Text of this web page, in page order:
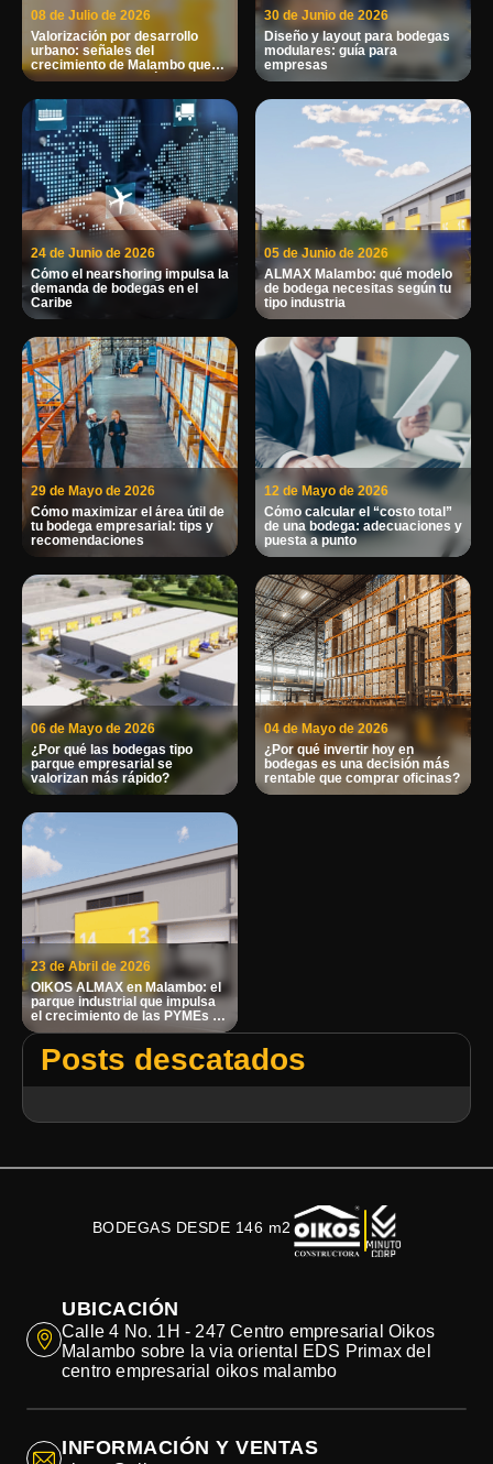
08 de Julio de 2026
Valorización por desarrollo
urbano: señales del
crecimiento de Malambo que
impactan tu inversión en
30 de Junio de 2026
Diseño y layout para bodegas
modulares: guía para
empresas
24 de Junio de 2026
Cómo el nearshoring impulsa la
demanda de bodegas en el
Caribe
05 de Junio de 2026
ALMAX Malambo: qué modelo
de bodega necesitas según tu
tipo industria
29 de Mayo de 2026
Cómo maximizar el área útil de
tu bodega empresarial: tips y
recomendaciones
12 de Mayo de 2026
Cómo calcular el “costo total”
de una bodega: adecuaciones y
puesta a punto
06 de Mayo de 2026
¿Por qué las bodegas tipo
parque empresarial se
valorizan más rápido?
04 de Mayo de 2026
¿Por qué invertir hoy en
bodegas es una decisión más
rentable que comprar oficinas?
23 de Abril de 2026
OIKOS ALMAX en Malambo: el
parque industrial que impulsa
el crecimiento de las PYMEs en
Barranquilla
Posts descatados
BODEGAS DESDE 146 m2
UBICACIÓN
Calle 4 No. 1H - 247 Centro empresarial Oikos
Malambo sobre la via oriental EDS Primax del
centro empresarial oikos malambo
INFORMACIÓN Y VENTAS